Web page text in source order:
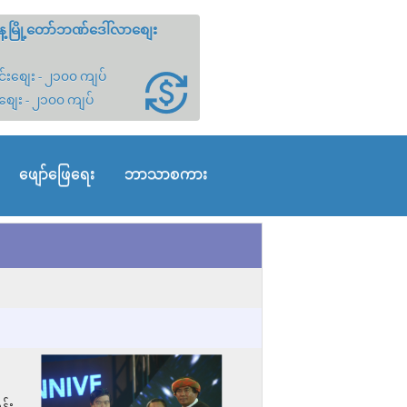
မြို့တော်ဘဏ်ဒေါ်လာစျေး
းစျေး - ၂၁၀၀ ကျပ်
ေး - ၂၁၀၀ ကျပ်
ဖျော်ဖြေရေး ဘာသာစကား